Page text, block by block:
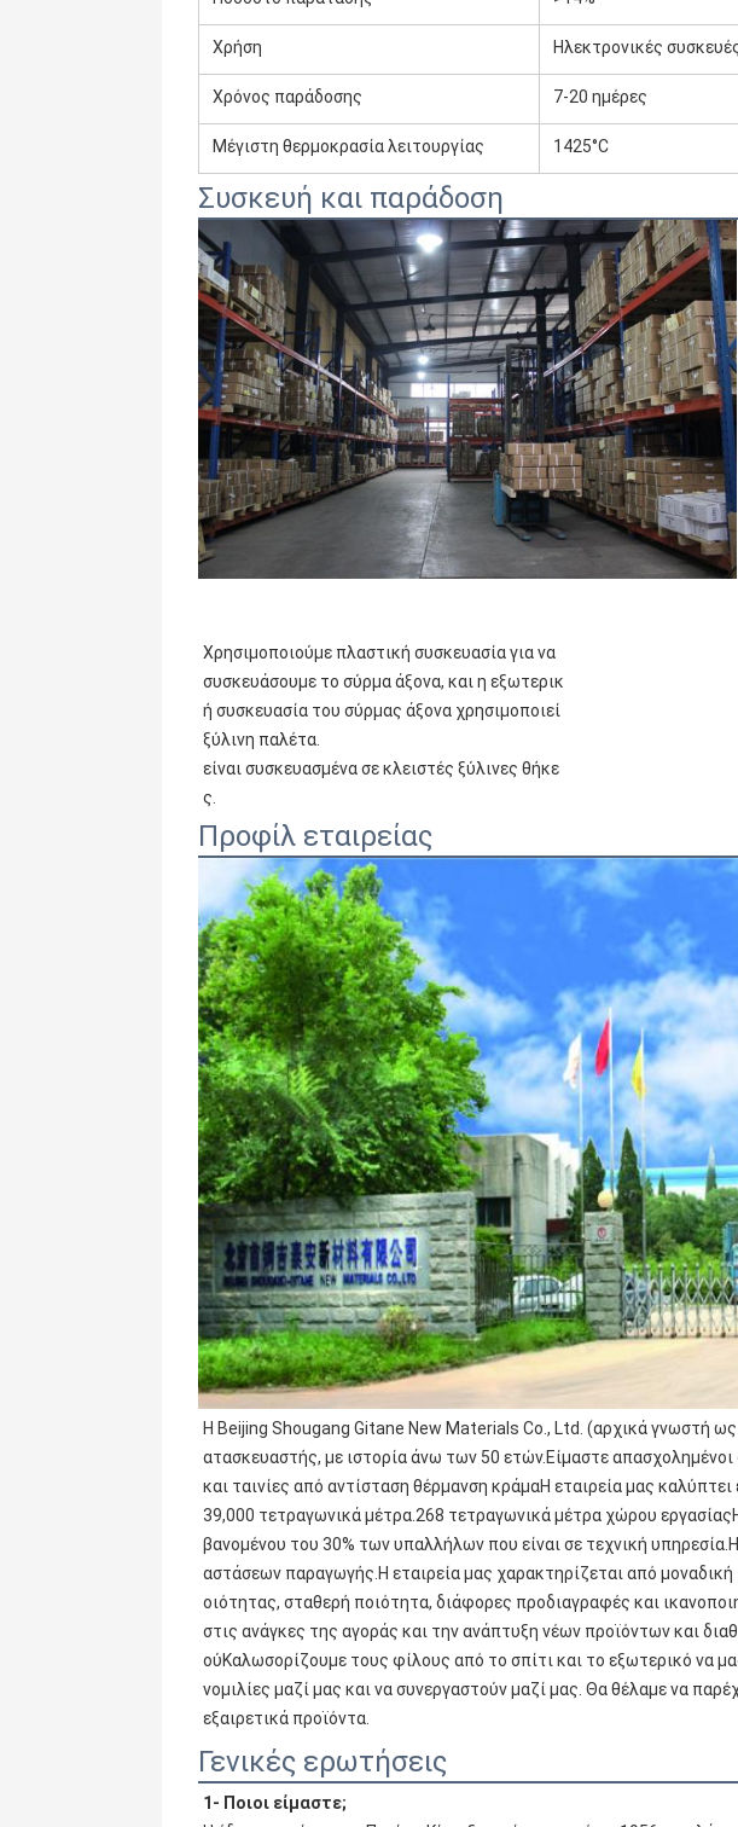
Χρήση Ηλεκτρονικές
Χρόνος παράδοσης 7-20 ημέρες
Μέγιστη θερμοκρασία λειτουργίας 1425°C
Συσκευή και παράδοση
Χρησιμοποιούμε πλαστική συσκευασία για να
συσκευάσουμε το σύρμα άξονα, και η εξωτερικ
ή συσκευασία του σύρμας άξονα χρησιμοποιεί
ξύλινη παλέτα.
είναι συσκευασμένα σε κλειστές ξύλινες θήκε
ς.
Προφίλ εταιρείας
Η Beijing Shougang Gitane New Materials Co., Ltd. (αρχικά γνωστή ως
ατασκευαστής, με ιστορία άνω των 50 ετών.Είμαστε
και ταινίες από αντίσταση θέρμανση κράμαΗ εταιρεία μας
39,000 τετραγωνικά μέτρα.268 τετραγωνικά μέτρα χώρου
βανομένου του 30% των υπαλλήλων που είναι σε τεχνική
αστάσεων παραγωγής.Η εταιρεία μας χαρακτηρίζεται από
οιότητας, σταθερή ποιότητα, διάφορες προδιαγραφές και
στις ανάγκες της αγοράς και την ανάπτυξη νέων προϊόντων και
ούΚαλωσορίζουμε τους φίλους από το σπίτι και το εξωτερικό να
νομιλίες μαζί μας και να συνεργαστούν μαζί μας. Θα θέλαμε να
εξαιρετικά προϊόντα.
Γενικές ερωτήσεις
1- Ποιοι είμαστε;